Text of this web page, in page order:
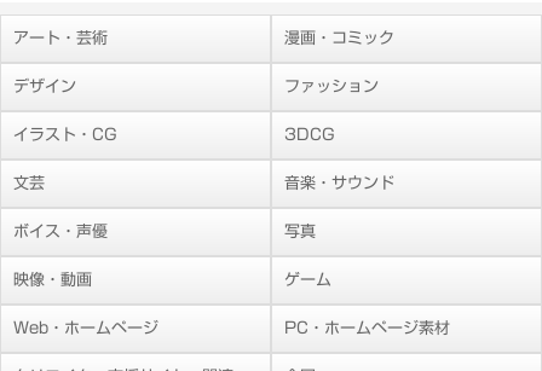
アート・芸術 漫画・コミック
デザイン ファッション
イラスト・CG 3DCG
文芸 音楽・サウンド
ボイス・声優 写真
映像・動画 ゲーム
Web・ホームページ PC・ホームページ素材